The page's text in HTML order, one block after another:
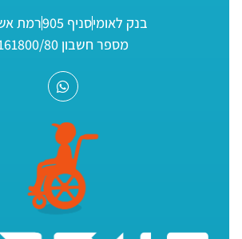
בנק לאומיסניף 905
רמת
מספר חשבון 161800/80